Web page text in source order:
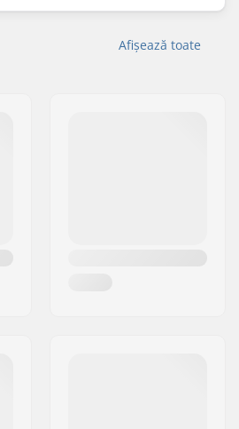
Afișează toate